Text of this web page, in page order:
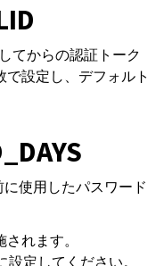
てからの認証トーク
設定し、デフォルト
使用したパスワード
れます。